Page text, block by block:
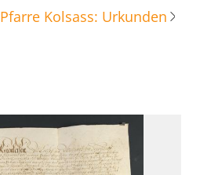
Pfarre Kolsass: Urkunden